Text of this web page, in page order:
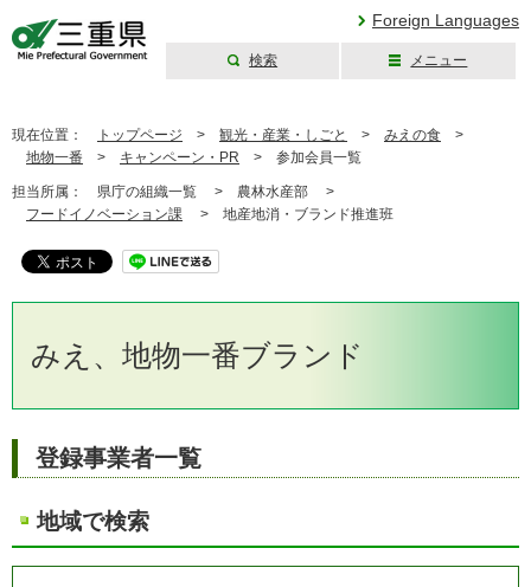
Foreign Languages
検索 メニュー
現在位置： トップページ > 観光・産業・しごと > みえの食 >
地物一番 > キャンペーン・PR > 参加会員一覧
担当所属： 県庁の組織一覧 > 農林水産部 >
フードイノベーション課 > 地産地消・ブランド推進班
みえ、地物一番ブランド
登録事業者一覧
地域で検索